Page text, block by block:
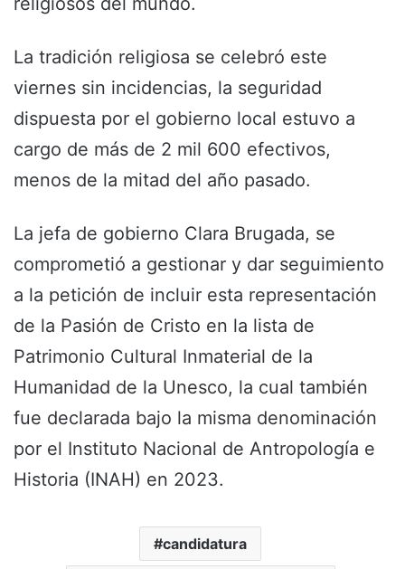
La tradición religiosa se celebró este
viernes sin incidencias, la seguridad
dispuesta por el gobierno local estuvo a
cargo de más de 2 mil 600 efectivos,
menos de la mitad del año pasado.
La jefa de gobierno Clara Brugada, se
comprometió a gestionar y dar seguimiento
a la petición de incluir esta representación
de la Pasión de Cristo en la lista de
Patrimonio Cultural Inmaterial de la
Humanidad de la Unesco, la cual también
fue declarada bajo la misma denominación
por el Instituto Nacional de Antropología e
Historia (INAH) en 2023.
candidatura